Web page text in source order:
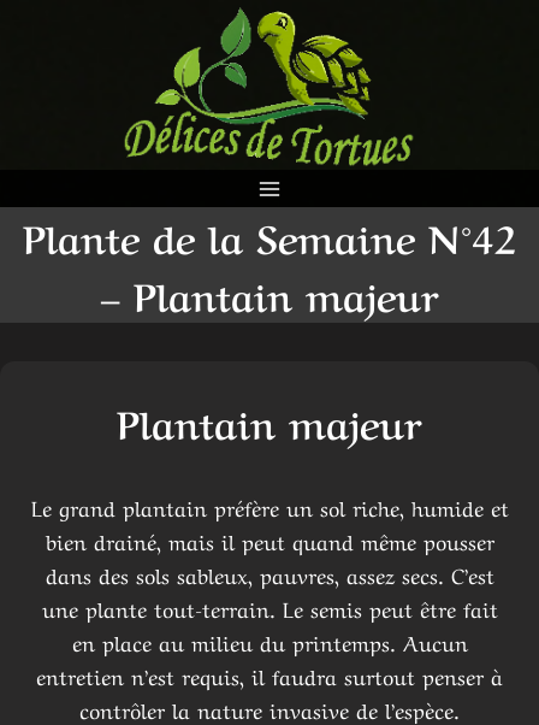
Plante de la Semaine N°42
– Plantain majeur
Plantain majeur
Le grand plantain préfère un sol riche, humide et
bien drainé, mais il peut quand même pousser
dans des sols sableux, pauvres, assez secs. C’est
une plante tout-terrain. Le semis peut être fait
en place au milieu du printemps. Aucun
entretien n’est requis, il faudra surtout penser à
contrôler la nature invasive de l’espèce.